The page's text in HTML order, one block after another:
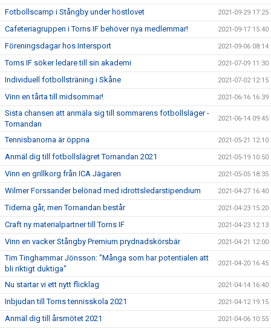
Fotbollscamp i Stångby under höstlovet 2021-09-29 17:25
Cafeteriagruppen i Torns IF behöver nya medlemmar! 2021-09-17 15:40
Föreningsdagar hos Intersport 2021-09-06 08:14
Torns IF söker ledare till sin akademi 2021-07-09 11:30
Individuell fotbollsträning i Skåne 2021-07-02 12:15
Vinn en tårta till midsommar! 2021-06-16 16:39
Sista chansen att anmäla sig till sommarens fotbollsläger -
Tornandan
2021-06-14 09:45
Tennisbanorna är öppna 2021-05-21 12:10
Anmäl dig till fotbollslägret Tornandan 2021 2021-05-19 10:50
Vinn en grillkorg från ICA Jägaren 2021-05-05 18:35
Wilmer Forssander belönad med idrottsledarstipendium 2021-04-27 16:40
Tiderna går, men Tornandan består 2021-04-23 15:20
Craft ny materialpartner till Torns IF 2021-04-23 12:13
Vinn en vacker Stångby Premium prydnadskörsbär 2021-04-21 12:00
Tim Tinghammar Jönsson: "Många som har potentialen att
bli riktigt duktiga"
2021-04-20 16:45
Nu startar vi ett nytt flicklag 2021-04-14 16:40
Inbjudan till Torns tennisskola 2021 2021-04-12 19:15
Anmäl dig till årsmötet 2021 2021-04-06 10:55